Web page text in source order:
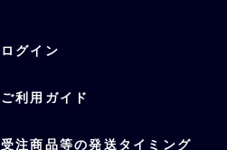
ログイン
ご利用ガイド
受注商品等の発送タイミング